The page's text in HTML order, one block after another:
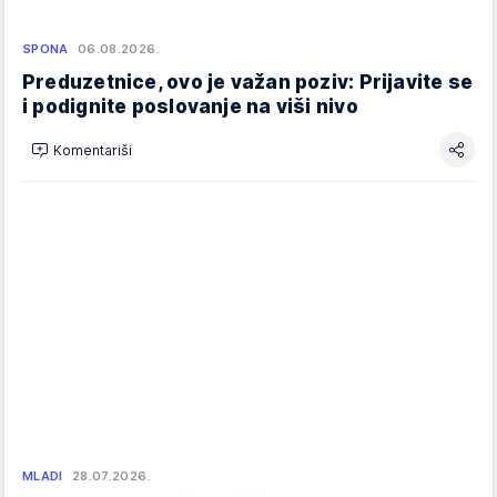
SPONA 06.08.2026.
Preduzetnice, ovo je važan poziv: Prijavite se
i podignite poslovanje na viši nivo
Komentariši
MLADI 28.07.2026.